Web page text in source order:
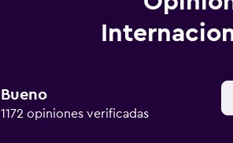
Bueno
1172 opiniones verificadas